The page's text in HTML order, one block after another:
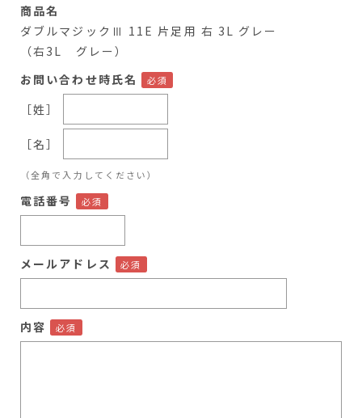
商品名
ダブルマジックⅢ 11E 片足用 右 3L グレー
（右3L グレー）
お問い合わせ時氏名
［姓］
［名］
（全角で入力してください）
電話番号
メールアドレス
内容